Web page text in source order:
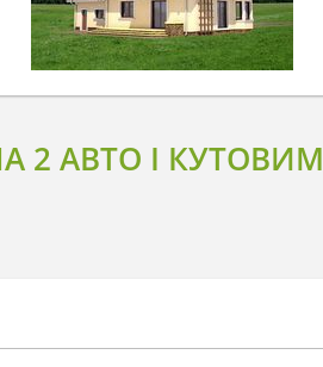
2 АВТО І КУТОВИМ